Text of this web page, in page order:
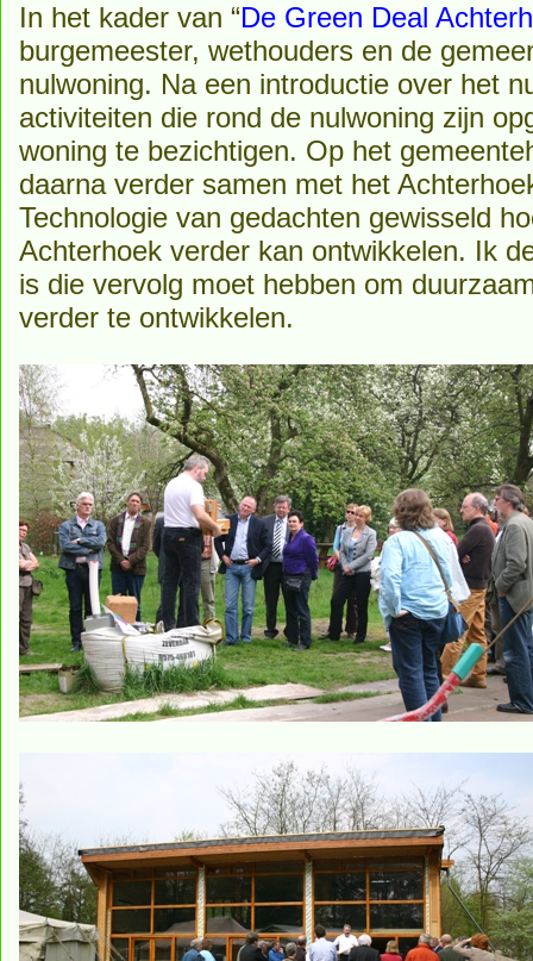
In het kader van “De Green Deal
burgemeester, wethouders en de
nulwoning. Na een introductie over het
activiteiten die rond de nulwoning zijn
woning te bezichtigen. Op het
daarna verder samen met het
Technologie van gedachten gewisseld
Achterhoek verder kan ontwikkelen. Ik
is die vervolg moet hebben om
verder te ontwikkelen.